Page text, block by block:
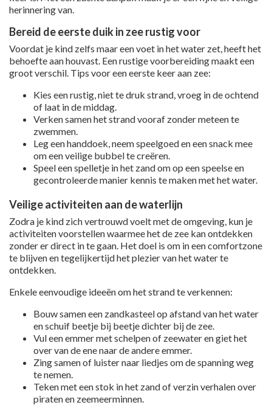
herinnering van.
Bereid de eerste duik in zee rustig voor
Voordat je kind zelfs maar een voet in het water zet, heeft het
behoefte aan houvast. Een rustige voorbereiding maakt een
groot verschil. Tips voor een eerste keer aan zee:
Kies een rustig, niet te druk strand, vroeg in de ochtend
of laat in de middag.
Verken samen het strand vooraf zonder meteen te
zwemmen.
Leg een handdoek, neem speelgoed en een snack mee
om een veilige bubbel te creëren.
Speel een spelletje in het zand om op een speelse en
gecontroleerde manier kennis te maken met het water.
Veilige activiteiten aan de waterlijn
Zodra je kind zich vertrouwd voelt met de omgeving, kun je
activiteiten voorstellen waarmee het de zee kan ontdekken
zonder er direct in te gaan. Het doel is om in een comfortzone
te blijven en tegelijkertijd het plezier van het water te
ontdekken.
Enkele eenvoudige ideeën om het strand te verkennen:
Bouw samen een zandkasteel op afstand van het water
en schuif beetje bij beetje dichter bij de zee.
Vul een emmer met schelpen of zeewater en giet het
over van de ene naar de andere emmer.
Zing samen of luister naar liedjes om de spanning weg
te nemen.
Teken met een stok in het zand of verzin verhalen over
piraten en zeemeerminnen.